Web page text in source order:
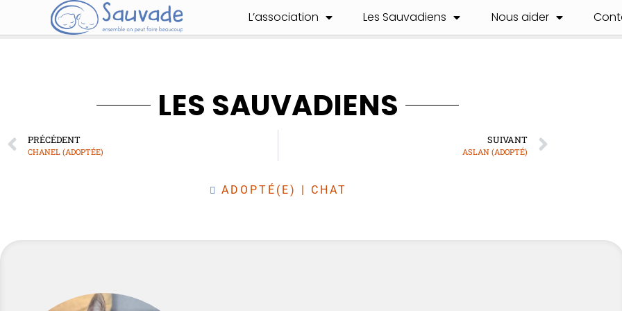
L’association Les Sauvadiens Nous aider
LES SAUVADIENS
PRÉCÉDENT
CHANEL (ADOPTÉE)
SUIVANT
ASLAN (ADOPTÉ)
ADOPTÉ(E) | CHAT